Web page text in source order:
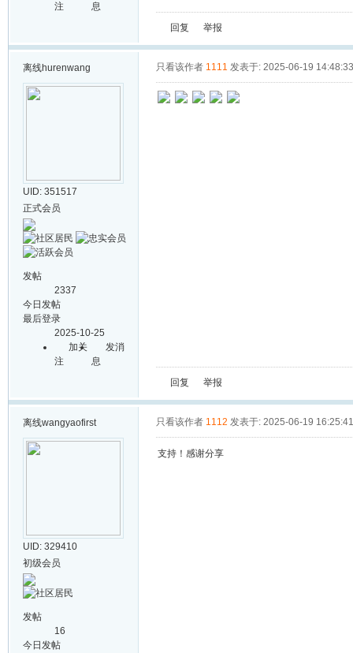
注
息
回复 举报
离线hurenwang
UID: 351517
正式会员
发帖
2337
今日发帖
最后登录
2025-10-25
加关
注
发消
息
只看该作者 1111 发表于: 2025-06-19 14:48:33
回复 举报
离线wangyaofirst
UID: 329410
初级会员
发帖
16
今日发帖
只看该作者 1112 发表于: 2025-06-19 16:25:41
支持！感谢分享